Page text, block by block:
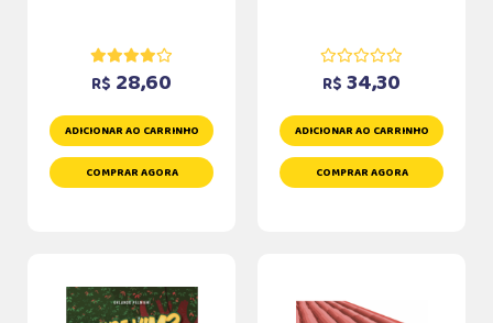
R$ 28,60
ADICIONAR AO CARRINHO
COMPRAR AGORA
R$ 34,30
ADICIONAR AO CARRINHO
COMPRAR AGORA